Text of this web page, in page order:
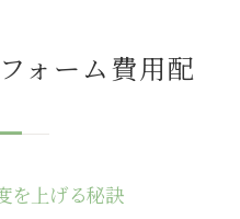
ォーム費用配
を上げる秘訣